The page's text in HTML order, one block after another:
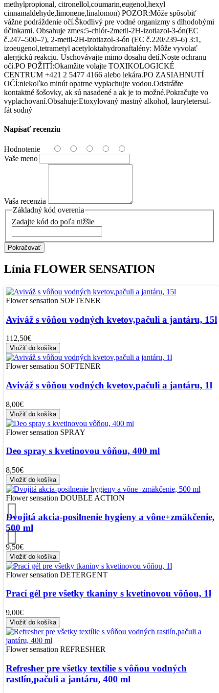
methylpropional, citronellol,cou­marin,eugenol,he­xyl
cinnamaldehyde,li­monene,linalo­mon) POZOR:Môže spôsobiť
vážne podráždenie očí.Škodlivý pre vodné organizmy s dlhodobými
účinkami. Obsahuje zmes:5-chlór-2metil-2H-izotiazol-3-ón(EC
č.247–500–7), 2-metil-2H-izotiazol-3-ón (EC č.220/239–6) 3:1,
izoeugenol,te­trametyl acetyloktahydro­naftalény: Môže vyvolať
alergickú reakciu. Uschovávajte mimo dosahu detí.Noste ochranu
očí.PO POŽITÍ:Okamžite volajte TOXIKOLOGICKÉ
CENTRUM +421 2 5477 4166 alebo lekára.PO ZASIAHNUTÍ
OČÍ:niekoľko minút opatrne vyplachujte vodou.Odstráňte
kontaktné šošovky, ak sú nasadené a ak je to možné.Pokračujte vo
vyplachovaní.Ob­sahuje:Etoxylo­vaný mastný alkohol, lauryletersul­
fát sodný
Napísať recenziu
Hodnotenie
Vaše meno
Vaša recenzia
Základný kód overenia
Zadajte kód do poľa nižšie
Pokračovať
Línia FLOWER SENSATION
Flower sensation SOFTENER
Aviváž s vôňou vodných kvetov,pačuli a jantáru, 15l
112,50€
Vložiť do košíka
Flower sensation SOFTENER
Aviváž s vôňou vodných kvetov,pačuli a jantáru, 1l
8,00€
Vložiť do košíka
Flower sensation SPRAY
Deo spray s kvetinovou vôňou, 400 ml
8,50€
Vložiť do košíka
Flower sensation DOUBLE ACTION
Dvojitá akcia-posilnenie hygieny a vône+zmäkčenie,
500 ml
9,50€
Vložiť do košíka
Flower sensation DETERGENT
Prací gél pre všetky tkaniny s kvetinovou vôňou, 1l
9,00€
Vložiť do košíka
Flower sensation REFRESHER
Refresher pre všetky textílie s vôňou vodných
rastlín,pačuli a jantáru, 400 ml